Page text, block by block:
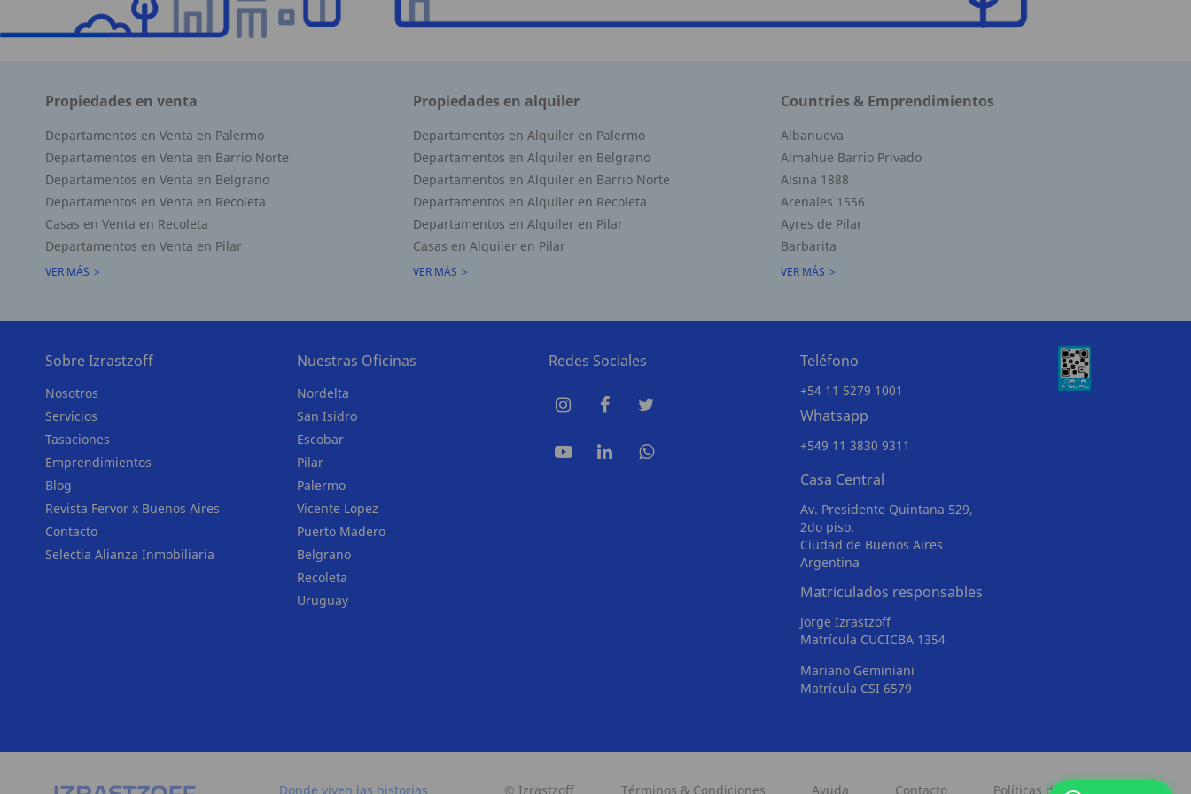
Superficie total del inmueble 34.59 M2
Cubierta: 31.62 M2
Semicubierta 0.00 M2
Propiedades en venta
Departamentos en Venta en Palermo
Departamentos en Venta en Barrio Norte
Departamentos en Venta en Belgrano
Departamentos en Venta en Recoleta
Casas en Venta en Recoleta
Departamentos en Venta en Pilar
VER MÁS
Propiedades en alquiler
Departamentos en Alquiler en Palermo
Departamentos en Alquiler en Belgrano
Departamentos en Alquiler en Barrio Norte
Departamentos en Alquiler en Recoleta
Departamentos en Alquiler en Pilar
Casas en Alquiler en Pilar
VER MÁS
Countries & Emprendimientos
Albanueva
Almahue Barrio Privado
Alsina 1888
Arenales 1556
Ayres de Pilar
Barbarita
VER MÁS
Sobre Izrastzoff
Nosotros
Servicios
Tasaciones
Emprendimientos
Blog
Revista Fervor x Buenos Aires
Contacto
Selectia Alianza Inmobiliaria
Nuestras Oficinas
Nordelta
San Isidro
Escobar
Pilar
Palermo
Vicente Lopez
Puerto Madero
Belgrano
Recoleta
Uruguay
Redes Sociales Teléfono
+54 11 5279 1001
Whatsapp
+549 11 3830 9311
Casa Central
Av. Presidente Quintana 529,
2do piso.
Ciudad de Buenos Aires
Argentina
Matriculados responsables
Jorge Izrastzoff
Matrícula CUCICBA 1354
Mariano Geminiani
Matrícula CSI 6579
© Izrastzoff Términos & Condiciones Ayuda Contacto Políticas de Privacidad
Donde viven las historias